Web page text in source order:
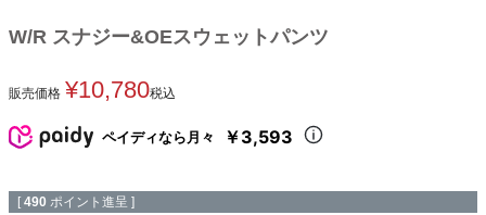
W/R スナジー&OEスウェットパンツ
販売価格 ¥10,780税込
ペイディなら月々 ￥3,593
[ 490 ポイント進呈 ]